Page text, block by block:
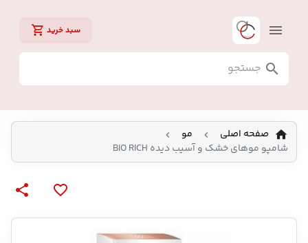
سبد خرید
صفحه اصلی
مو
شامپو موهای خشک و آسیب دیده BIO RICH